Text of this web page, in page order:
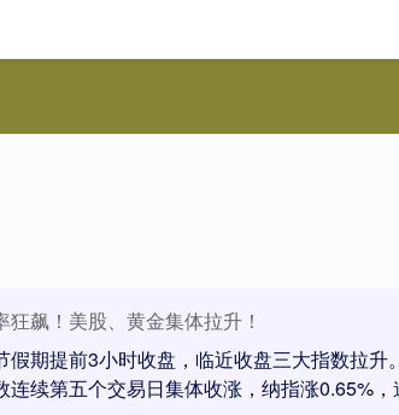
飙！美股、黄金集体拉升！
假期提前3小时收盘，临近收盘三大指数拉升
连续第五个交易日集体收涨，纳指涨0.65%，